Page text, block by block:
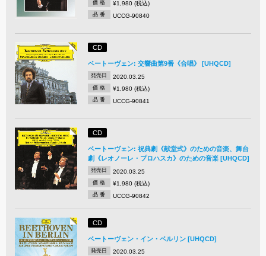
価 格 ¥1,980 (税込)
品 番 UCCG-90840
CD
ベートーヴェン: 交響曲第9番《合唱》 [UHQCD]
発売日 2020.03.25
価 格 ¥1,980 (税込)
品 番 UCCG-90841
CD
ベートーヴェン: 祝典劇《献堂式》のための音楽、舞台
劇《レオノーレ・プロハスカ》のための音楽 [UHQCD]
発売日 2020.03.25
価 格 ¥1,980 (税込)
品 番 UCCG-90842
CD
ベートーヴェン・イン・ベルリン [UHQCD]
発売日 2020.03.25